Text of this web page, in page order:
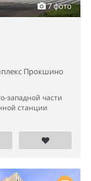
7 фото
Прокшино
западной части
станции